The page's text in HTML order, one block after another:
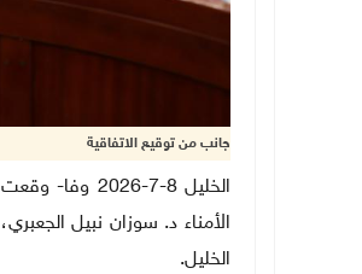
جانب من توقيع الاتفاقية
الخليل 8-7-
الأمناء د. سوزان نبيل الجعبري،
الخليل.